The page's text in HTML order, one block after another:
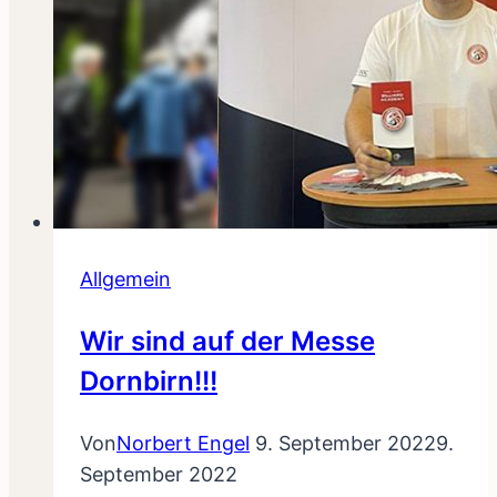
Allgemein
Wir sind auf der Messe
Dornbirn!!!
VonNorbert Engel 9. September 20229.
September 2022